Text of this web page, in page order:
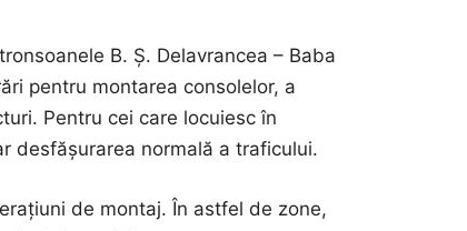
B. Ș. Delavrancea – Baba
pentru montarea consolelor, a
Pentru cei care locuiesc în
desfășurarea normală a traficului.
de montaj. În astfel de zone,